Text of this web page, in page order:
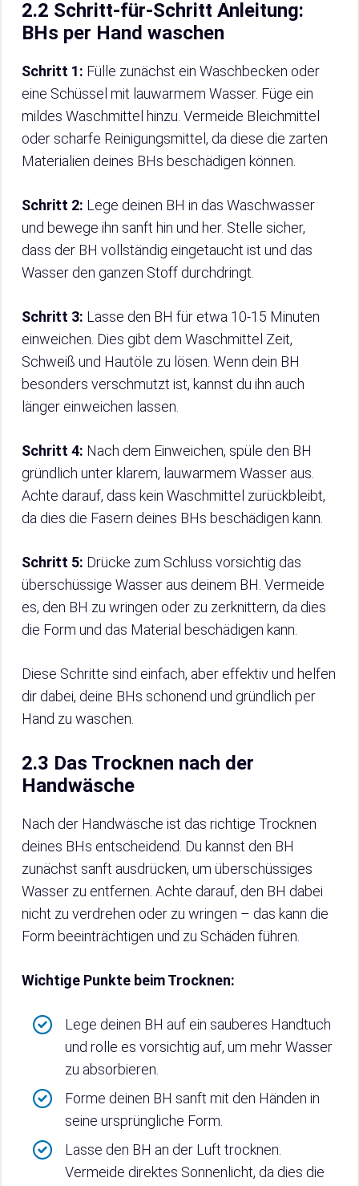
2.2 Schritt-für-Schritt Anleitung:
BHs per Hand waschen
Schritt 1: Fülle zunächst ein Waschbecken oder
eine Schüssel mit lauwarmem Wasser. Füge ein
mildes Waschmittel hinzu. Vermeide Bleichmittel
oder scharfe Reinigungsmittel, da diese die zarten
Materialien deines BHs beschädigen können.
Schritt 2: Lege deinen BH in das Waschwasser
und bewege ihn sanft hin und her. Stelle sicher,
dass der BH vollständig eingetaucht ist und das
Wasser den ganzen Stoff durchdringt.
Schritt 3: Lasse den BH für etwa 10-15 Minuten
einweichen. Dies gibt dem Waschmittel Zeit,
Schweiß und Hautöle zu lösen. Wenn dein BH
besonders verschmutzt ist, kannst du ihn auch
länger einweichen lassen.
Schritt 4: Nach dem Einweichen, spüle den BH
gründlich unter klarem, lauwarmem Wasser aus.
Achte darauf, dass kein Waschmittel zurückbleibt,
da dies die Fasern deines BHs beschädigen kann.
Schritt 5: Drücke zum Schluss vorsichtig das
überschüssige Wasser aus deinem BH. Vermeide
es, den BH zu wringen oder zu zerknittern, da dies
die Form und das Material beschädigen kann.
Diese Schritte sind einfach, aber effektiv und helfen
dir dabei, deine BHs schonend und gründlich per
Hand zu waschen.
2.3 Das Trocknen nach der
Handwäsche
Nach der Handwäsche ist das richtige Trocknen
deines BHs entscheidend. Du kannst den BH
zunächst sanft ausdrücken, um überschüssiges
Wasser zu entfernen. Achte darauf, den BH dabei
nicht zu verdrehen oder zu wringen – das kann die
Form beeinträchtigen und zu Schäden führen.
Wichtige Punkte beim Trocknen:
Lege deinen BH auf ein sauberes Handtuch
und rolle es vorsichtig auf, um mehr Wasser
zu absorbieren.
Forme deinen BH sanft mit den Händen in
seine ursprüngliche Form.
Lasse den BH an der Luft trocknen.
Vermeide direktes Sonnenlicht, da dies die